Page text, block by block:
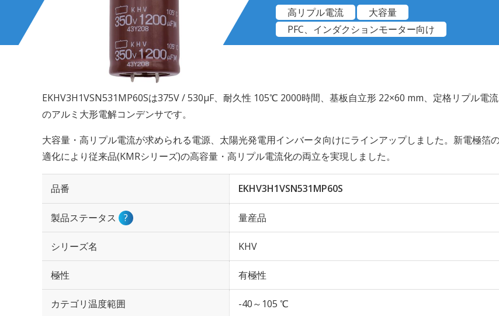
高リプル電流
大容量
PFC、インダクションモーター向け
EKHV3H1VSN531MP60Sは375V / 530µF、耐久性 105℃ 2000時間、基板自立形 22×60 mm、定格リプル電
のアルミ大形電解コンデンサです。
大容量・高リプル電流が求められる電源、太陽光発電用インバータ向けにラインアップしました。新電極箔
適化により従来品(KMRシリーズ)の高容量・高リプル電流化の両立を実現しました。
品番 EKHV3H1VSN531MP60S
製品ステータス ? 量産品
シリーズ名 KHV
極性 有極性
カテゴリ温度範囲 -40～105 ℃